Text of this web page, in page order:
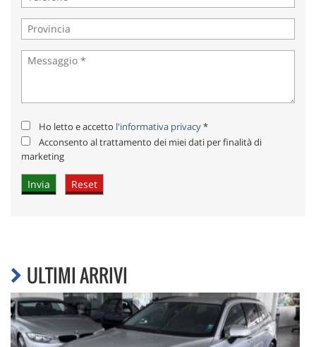
Ho letto e accetto l'informativa privacy*
Acconsento al trattamento dei miei dati per finalità di
marketing
ULTIMI ARRIVI